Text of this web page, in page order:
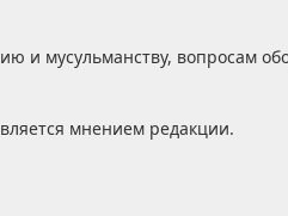
и мусульманству, вопросам
мнением редакции.